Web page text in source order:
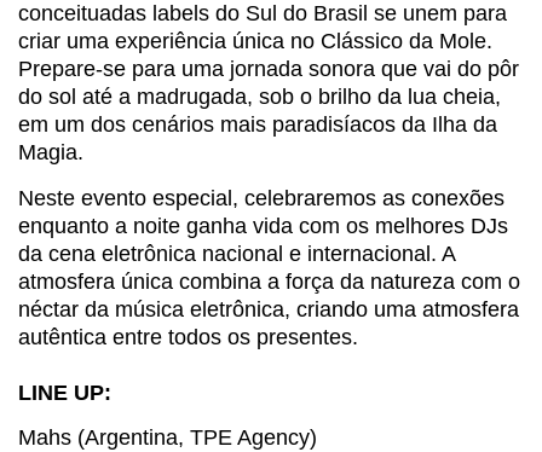
conceituadas labels do Sul do Brasil se unem para
criar uma experiência única no Clássico da Mole.
Prepare-se para uma jornada sonora que vai do pôr
do sol até a madrugada, sob o brilho da lua cheia,
em um dos cenários mais paradisíacos da Ilha da
Magia.
Neste evento especial, celebraremos as conexões
enquanto a noite ganha vida com os melhores DJs
da cena eletrônica nacional e internacional. A
atmosfera única combina a força da natureza com o
néctar da música eletrônica, criando uma atmosfera
autêntica entre todos os presentes.
LINE UP:
Mahs (Argentina, TPE Agency)